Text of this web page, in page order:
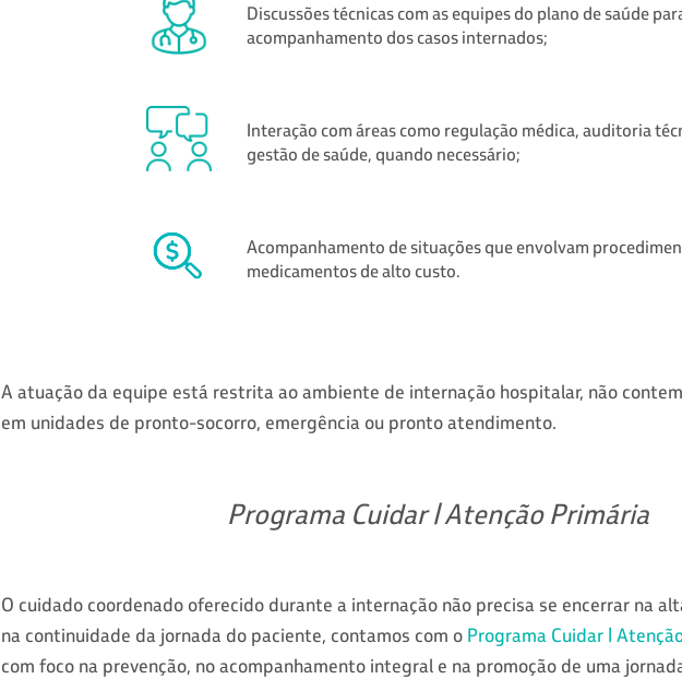
Discussões técnicas com as equipes do plano de saúde
acompanhamento dos casos internados;
Interação com áreas como regulação médica, auditoria
gestão de saúde, quando necessário;
Acompanhamento de situações que envolvam
medicamentos de alto custo.
A atuação da equipe está restrita ao ambiente de internação hospitalar, não
em unidades de pronto-socorro, emergência ou pronto atendimento.
Programa Cuidar | Atenção Primária
O cuidado coordenado oferecido durante a internação não precisa se encerrar na
na continuidade da jornada do paciente, contamos com o Programa Cuidar |
com foco na prevenção, no acompanhamento integral e na promoção de uma